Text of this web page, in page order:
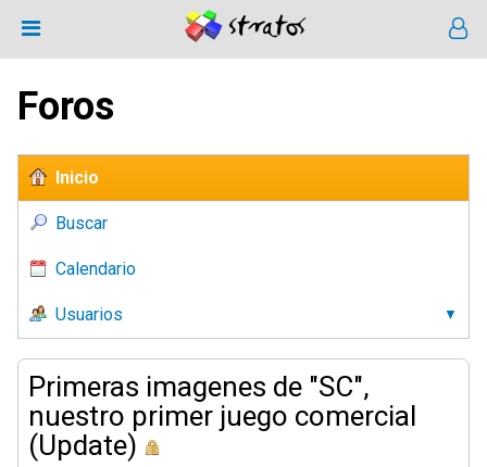
Foros
Inicio
Buscar
Calendario
Usuarios
Primeras imagenes de "SC",
nuestro primer juego comercial
(Update)